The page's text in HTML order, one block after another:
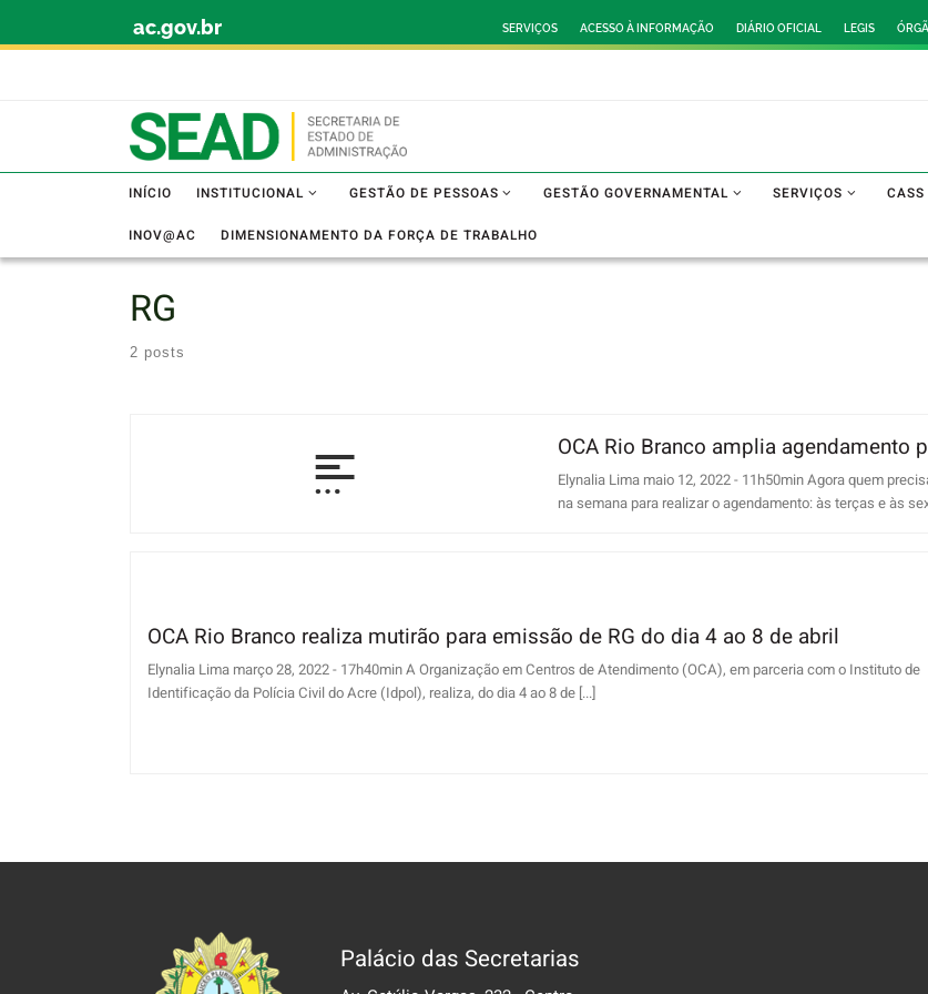
ac.gov.br SERVIÇOS ACESSO À INFORMAÇÃO DIÁRIO OFICIAL LEGIS
INÍCIO INSTITUCIONAL GESTÃO DE PESSOAS GESTÃO GOVERNAMENTAL SERVIÇOS CASS
INOV@AC DIMENSIONAMENTO DA FORÇA DE TRABALHO
RG
2 posts
OCA Rio Branco amplia agendamento
Elynalia Lima maio 12, 2022 - 11h50min Agora quem
na semana para realizar o agendamento: às terças e às
OCA Rio Branco realiza mutirão para emissão de RG do dia 4 ao 8 de abril
Elynalia Lima março 28, 2022 - 17h40min A Organização em Centros de Atendimento (OCA), em parceria com o Instituto de
Identificação da Polícia Civil do Acre (Idpol), realiza, do dia 4 ao 8 de [...]
Palácio das Secretarias